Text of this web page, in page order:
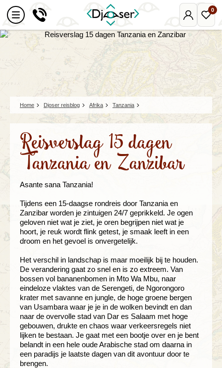
Mijn
Djoser
0
Home Djoser reisblog Afrika Tanzania
Reisverslag 15 dagen
Tanzania en Zanzibar
Asante sana Tanzania!
Tijdens een 15-daagse rondreis door Tanzania en
Zanzibar worden je zintuigen 24/7 geprikkeld. Je ogen
geloven niet wat je ziet, je oren begrijpen niet wat je
hoort, je reuk wordt flink getest, je smaak leeft in een
droom en het gevoel is onvergetelijk.
Het verschil in landschap is maar moeilijk bij te houden.
De verandering gaat zo snel en is zo extreem. Van
bossen vol bananenbomen in Mto Wa Mbu, naar
eindeloze vlaktes van de Serengeti, de Ngorongoro
krater met savanne en jungle, de hoge groene bergen
van Usambara waar je je in de wolken bevindt en dan
naar de overvolle stad van Dar es Salaam met hoge
gebouwen, drukte en chaos waar verkeersregels niet
lijken te bestaan. Je gaat met een bootje over en je bent
belandt in een hele oude Arabische stad om daarna in
een paradijs je laatste dagen van dit avontuur door te
brengen.